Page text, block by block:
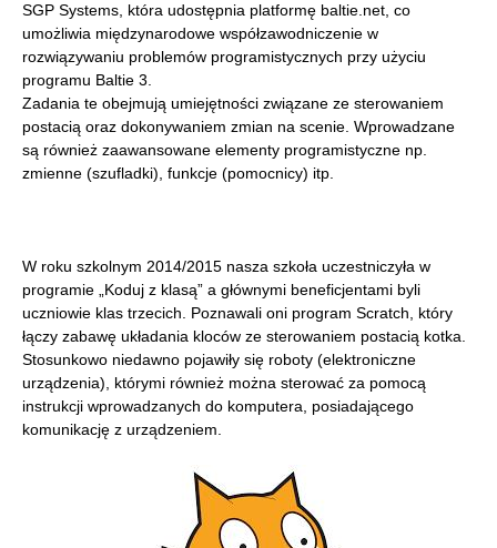
SGP Systems, która udostępnia platformę baltie.net, co
umożliwia międzynarodowe współzawodniczenie w
rozwiązywaniu problemów programistycznych przy użyciu
programu Baltie 3.
Zadania te obejmują umiejętności związane ze sterowaniem
postacią oraz dokonywaniem zmian na scenie. Wprowadzane
są również zaawansowane elementy programistyczne np.
zmienne (szufladki), funkcje (pomocnicy) itp.
W roku szkolnym 2014/2015 nasza szkoła uczestniczyła w
programie „Koduj z klasą” a głównymi beneficjentami byli
uczniowie klas trzecich. Poznawali oni program Scratch, który
łączy zabawę układania kloców ze sterowaniem postacią kotka.
Stosunkowo niedawno pojawiły się roboty (elektroniczne
urządzenia), którymi również można sterować za pomocą
instrukcji wprowadzanych do komputera, posiadającego
komunikację z urządzeniem.